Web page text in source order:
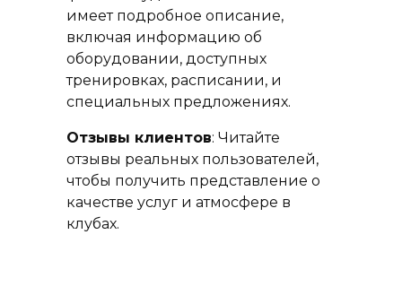
имеет подробное описание,
включая информацию об
оборудовании, доступных
тренировках, расписании, и
специальных предложениях.
Отзывы клиентов: Читайте
отзывы реальных пользователей,
чтобы получить представление о
качестве услуг и атмосфере в
клубах.